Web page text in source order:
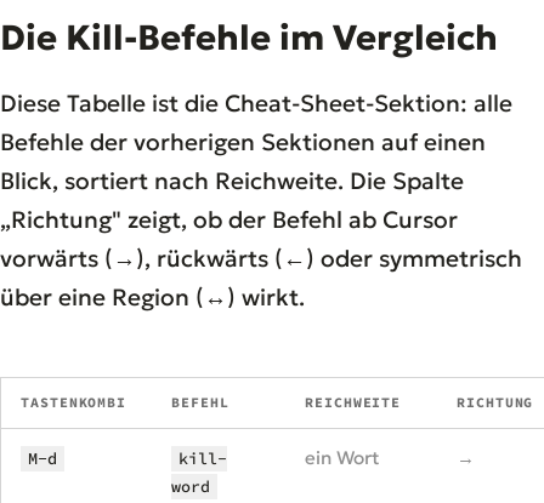
Die Kill-Befehle im Vergleich
Diese Tabelle ist die Cheat-Sheet-Sektion: alle
Befehle der vorherigen Sektionen auf einen
Blick, sortiert nach Reichweite. Die Spalte
„Richtung" zeigt, ob der Befehl ab Cursor
vorwärts (→), rückwärts (←) oder symmetrisch
über eine Region (↔) wirkt.
TASTENKOMBI BEFEHL REICHWEITE RICHTUNG
M-d
kill-
word
ein Wort →